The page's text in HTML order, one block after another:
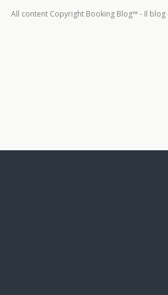
All content Copyright Booking Blog™ - Il